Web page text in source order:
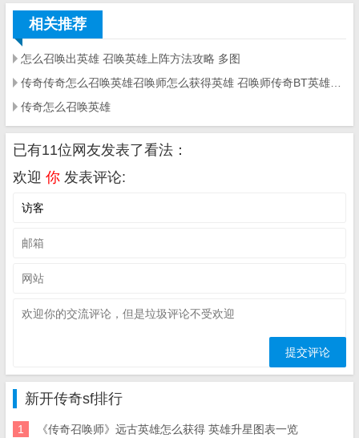
相关推荐
怎么召唤出英雄 召唤英雄上阵方法攻略 多图
传奇怎么召唤英雄
已有11位网友发表了看法：
欢迎 你 发表评论:
新开传奇sf排行
1 《传奇召唤师》远古英雄怎么获得 英雄升星图表一览